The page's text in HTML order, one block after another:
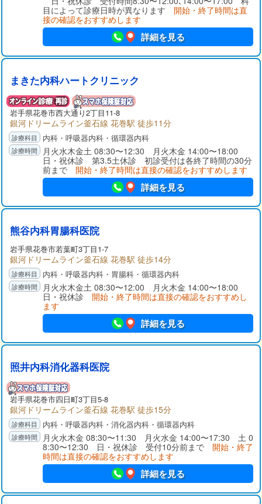
目によって診療日時が異なります 開始・終了時間は直
接の確認をおすすめします
詳細を見る
まきた内科ハートクリニック
岩手県花巻市西大通り2丁目11-8
銀河ドリームライン釜石線 花巻駅 徒歩11分
内科・呼吸器内科・循環器内科
月火水木金土 08:30〜12:30 月火木金 14:00〜18:00
日・祝休診 第3.5土休診 初診受付は各終了時間の30分
前まで 開始・終了時間は直接の確認をおすすめします
詳細を見る
熊谷内科胃腸科医院
岩手県花巻市若葉町3丁目1-7
銀河ドリームライン釜石線 花巻駅 徒歩14分
内科・呼吸器内科・胃腸科・循環器内科
月火水木金土 08:30〜12:00 月火木金 14:00〜18:00
日・祝休診 開始・終了時間は直接の確認をおすすめし
ます
詳細を見る
照井内科消化器科医院
岩手県花巻市四日町3丁目5-8
銀河ドリームライン釜石線 花巻駅 徒歩15分
内科・呼吸器内科・消化器内科・循環器内科
月火水木金 08:30〜11:30 月火水金 14:00〜17:30 土 0
8:30〜12:30 日・祝休診 受付10分前まで 開始・終了
時間は直接の確認をおすすめします
詳細を見る